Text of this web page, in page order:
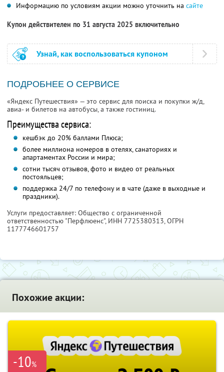
Информацию по условиям акции можно уточнить на сайте
Купон действителен по 31 августа 2025 включительно
Узнай, как воспользоваться купоном
ПОДРОБНЕЕ О СЕРВИСЕ
«Яндекс Путешествия» — это сервис для поиска и покупки ж/д,
авиа- и билетов на автобусы, а также гостиниц.
Преимущества сервиса:
кешбэк до 20% баллами Плюса;
более миллиона номеров в отелях, санаториях и
апартаментах России и мира;
сотни тысяч отзывов, фото и видео от реальных
постояльцев;
поддержка 24/7 по телефону и в чате (даже в выходные и
праздники).
Услуги предоставляет: Общество с ограниченной
ответственностью "Перфлюенс", ИНН 7725380313, ОГРН
1177746601757
Похожие акции:
-10%